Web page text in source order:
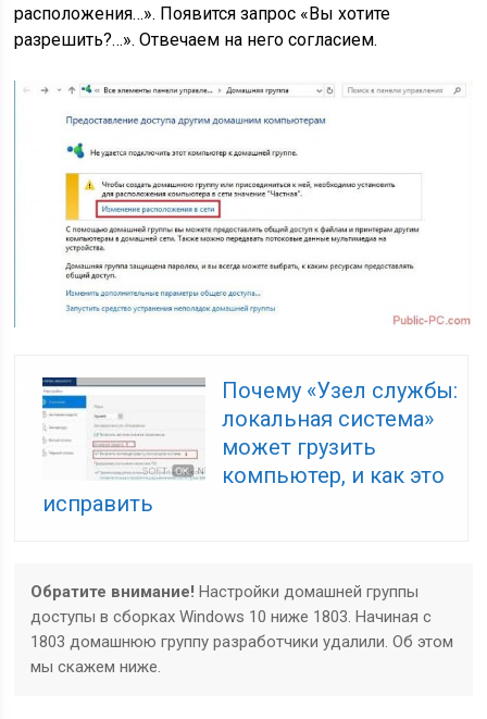
расположения…». Появится запрос «Вы хотите
разрешить?…». Отвечаем на него согласием.
Почему «Узел службы:
локальная система»
может грузить
компьютер, и как это
исправить
Обратите внимание! Настройки домашней группы
доступы в сборках Windows 10 ниже 1803. Начиная с
1803 домашнюю группу разработчики удалили. Об этом
мы скажем ниже.